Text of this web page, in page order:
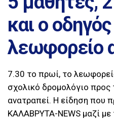
και ο
λεωφορείο
7.30 το πρωί, το
σχολικό δρομολόγιο προς
ανατραπεί. H είδηση που
ΚΑΛΑΒΡΥΤΑ-NEWS μαζί